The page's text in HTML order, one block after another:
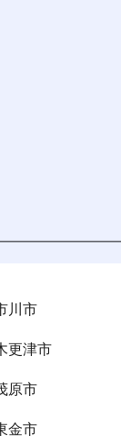
川市
更津市
原市
金市